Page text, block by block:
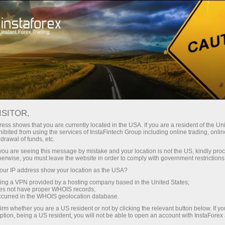
Con InstaForex obtiene acceso a
competitivas: apalancamiento de
hasta 1:5000, unos de los mejores
spreads y comisiones del
mercado, así como condiciones
atractivas para operar con
acciones e índices.
Spreads mínimos
Bono del 30%
en cada depósito
Velocidad
en el trading y en la pista
shows that you are currently located in the USA. If you are a resident of the
from using the services of InstaFintech Group including online trading,
of funds, etc.
are seeing this message by mistake and your location is not the US, kindly
you must leave the website in order to comply with government
IP address show your location as the USA?
a VPN provided by a hosting company based in the United States;
not have proper WHOIS records;
in the WHOIS geolocation database.
whether you are a US resident or not by clicking the relevant button below. If
being a US resident, you will not be able to open an account with InstaForex